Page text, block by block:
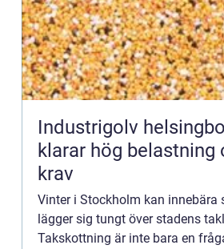
Industrigolv
klarar hög belastning
krav
Vinter i Stockholm kan innebära
lägger sig tungt över stadens
Takskottning är inte bara en